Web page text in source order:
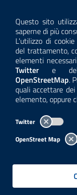
Questo sito
saperne di più
L'utilizzo di
del trattamento,
elementi
Twitter e
OpenStreetMap.
quali accettare
elemento, oppure
Twitter
OpenStreet Map
Per l'utilizzo del